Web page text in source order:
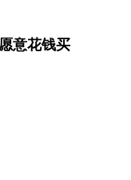
意花钱买